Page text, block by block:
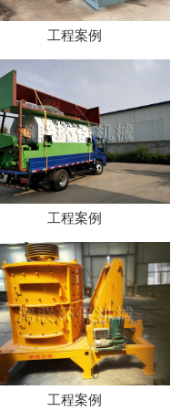
工程案例
工程案例
工程案例